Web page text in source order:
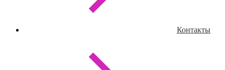
Контакты